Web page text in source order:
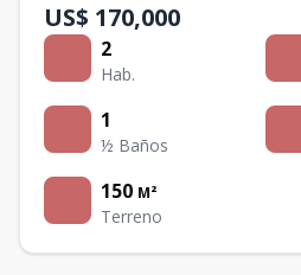
US$ 170,000
2
Hab.
1
½ Baños
150 M²
Terreno